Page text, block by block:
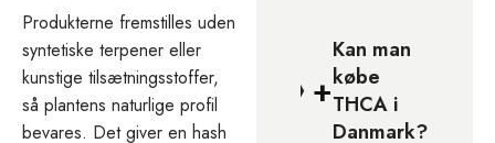
Produkterne fremstilles uden
syntetiske terpener eller
kunstige tilsætningsstoffer,
så plantens naturlige profil
bevares. Det giver en hash
+
Kan man
købe
THCA i
Danmark?